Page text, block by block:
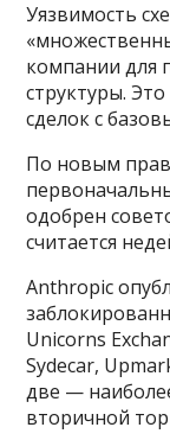
Уязвимость
компании для
структуры.
сделок с
По новым
одобрен
считается
Anthropic
Unicorns
Sydecar,
две —
вторичной